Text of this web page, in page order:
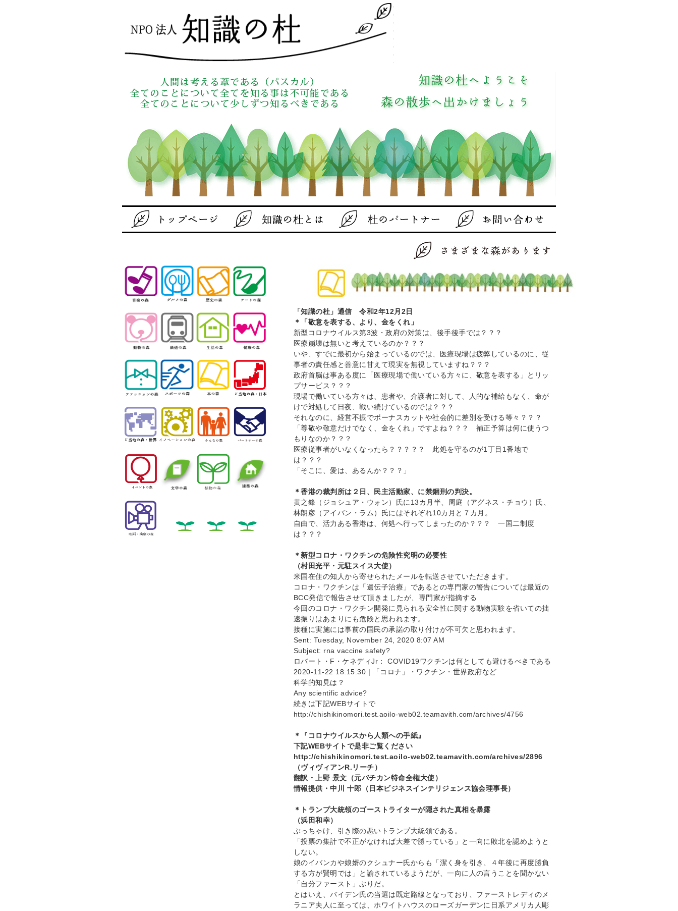
「知識の杜」通信 令和2年12月2日
＊「敬意を表する、より、金をくれ」
新型コロナウイルス第3波・政府の対策は、後手後手では？？？
医療崩壊は無いと考えているのか？？？
いや、すでに最初から始まっているのでは、医療現場は疲弊しているのに、従
事者の責任感と善意に甘えて現実を無視していますね？？？
政府首脳は事ある度に「医療現場で働いている方々に、敬意を表する」とリッ
プサービス？？？
現場で働いている方々は、患者や、介護者に対して、人的な補給もなく、命が
けで対処して日夜、戦い続けているのでは？？？
それなのに、経営不振でボーナスカットや社会的に差別を受ける等々？？？
「尊敬や敬意だけでなく、金をくれ」ですよね？？？ 補正予算は何に使うつ
もりなのか？？？
医療従事者がいなくなったら？？？？？ 此処を守るのが1丁目1番地で
は？？？
「そこに、愛は、あるんか？？？」
＊香港の裁判所は２日、民主活動家、に禁錮刑の判決。
黄之鋒（ジョシュア・ウォン）氏に13カ月半、周庭（アグネス・チョウ）氏、
林朗彦（アイバン・ラム）氏にはそれぞれ10カ月と７カ月。
自由で、活力ある香港は、何処へ行ってしまったのか？？？ 一国二制度
は？？？
＊新型コロナ・ワクチンの危険性究明の必要性
（村田光平・元駐スイス大使）
米国在住の知人から寄せられたメールを転送させていただきます。
コロナ・ワクチンは「遺伝子治療」であるとの専門家の警告については最近の
BCC発信で報告させて頂きましたが、専門家が指摘する
今回のコロナ・ワクチン開発に見られる安全性に関する動物実験を省いての拙
速振りはあまりにも危険と思われます。
接種に実施には事前の国民の承諾の取り付けが不可欠と思われます。
Sent: Tuesday, November 24, 2020 8:07 AM
Subject: rna vaccine safety?
ロバート・F・ケネディJr： COVID19ワクチンは何としても避けるべきである
2020-11-22 18:15:30 | 「コロナ」・ワクチン・世界政府など
科学的知見は？
Any scientific advice?
続きは下記WEBサイトで
http://chishikinomori.test.aoilo-web02.teamavith.com/archives/4756
＊『コロナウイルスから人類への手紙』
下記WEBサイトで是非ご覧ください
http://chishikinomori.test.aoilo-web02.teamavith.com/archives/2896
（ヴィヴィアンR.リーチ）
翻訳・上野 景文（元バチカン特命全権大使）
情報提供・中川 十郎（日本ビジネスインテリジェンス協会理事長）
＊トランプ大統領のゴーストライターが隠された真相を暴露
（浜田和幸）
ぶっちゃけ、引き際の悪いトランプ大統領である。
「投票の集計で不正がなければ大差で勝っている」と一向に敗北を認めようと
しない。
娘のイバンカや娘婿のクシュナー氏からも「潔く身を引き、４年後に再度勝負
する方が賢明では」と諭されているようだが、一向に人の言うことを聞かない
「自分ファースト」ぶりだ。
とはいえ、バイデン氏の当選は既定路線となっており、ファーストレディのメ
ラニア夫人に至っては、ホワイトハウスのローズガーデンに日系アメリカ人彫